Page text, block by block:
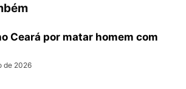
Ceará por matar homem com
de 2026